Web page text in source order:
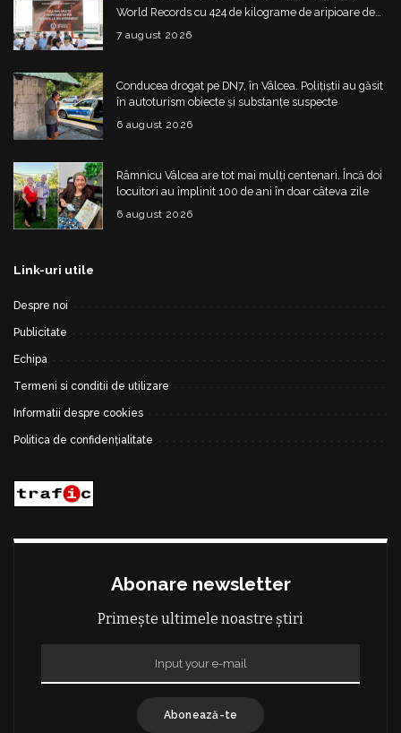
World Records cu 424 de kilograme de aripioare de
pui servite la un eveniment
7 august 2026
Conducea drogat pe DN7, în Vâlcea. Polițiștii au găsit
în autoturism obiecte și substanțe suspecte
6 august 2026
Râmnicu Vâlcea are tot mai mulți centenari. Încă doi
locuitori au împlinit 100 de ani în doar câteva zile
6 august 2026
Link-uri utile
Despre noi
Publicitate
Echipa
Termeni si conditii de utilizare
Informatii despre cookies
Politica de confidențialitate
Abonare newsletter
Primește ultimele noastre știri
Abonează-te